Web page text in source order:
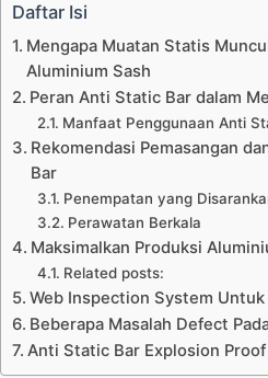
Daftar Isi
Mengapa Muatan Statis
Aluminium Sash
Peran Anti Static Bar dalam
Manfaat Penggunaan Anti
Rekomendasi Pemasangan
Bar
Penempatan yang
Perawatan Berkala
Maksimalkan Produksi
Related posts:
Web Inspection System
Beberapa Masalah Defect
Anti Static Bar Explosion